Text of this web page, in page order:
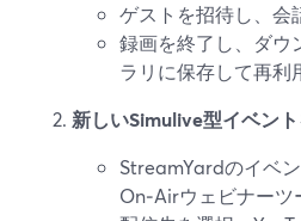
ゲストを招待し、会
録画を終了し、ダウ
ラリに保存して再利
新しいSimulive型イベン
StreamYardのイベ
On‑Airウェビナーツ